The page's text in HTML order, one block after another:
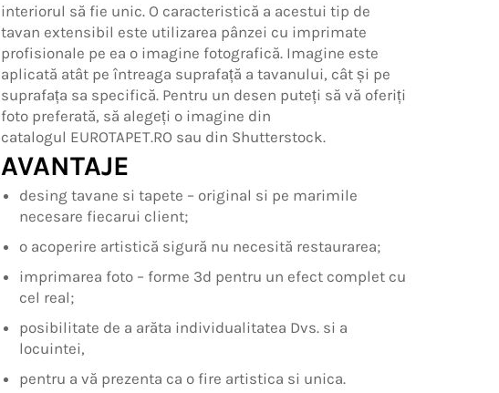
interiorul să fie unic. O caracteristică a acestui tip de
tavan extensibil este utilizarea pânzei cu imprimate
profisionale pe ea o imagine fotografică. Imagine este
aplicată atât pe întreaga suprafață a tavanului, cât și pe
suprafața sa specifică. Pentru un desen puteți să vă oferiți
foto preferată, să alegeți o imagine din
catalogul EUROTAPET.RO sau din Shutterstock.
AVANTAJE
desing tavane si tapete – original si pe marimile
necesare fiecarui client;
o acoperire artistică sigură nu necesită restaurarea;
imprimarea foto – forme 3d pentru un efect complet cu
cel real;
posibilitate de a arăta individualitatea Dvs. si a
locuintei,
pentru a vă prezenta ca o fire artistica si unica.